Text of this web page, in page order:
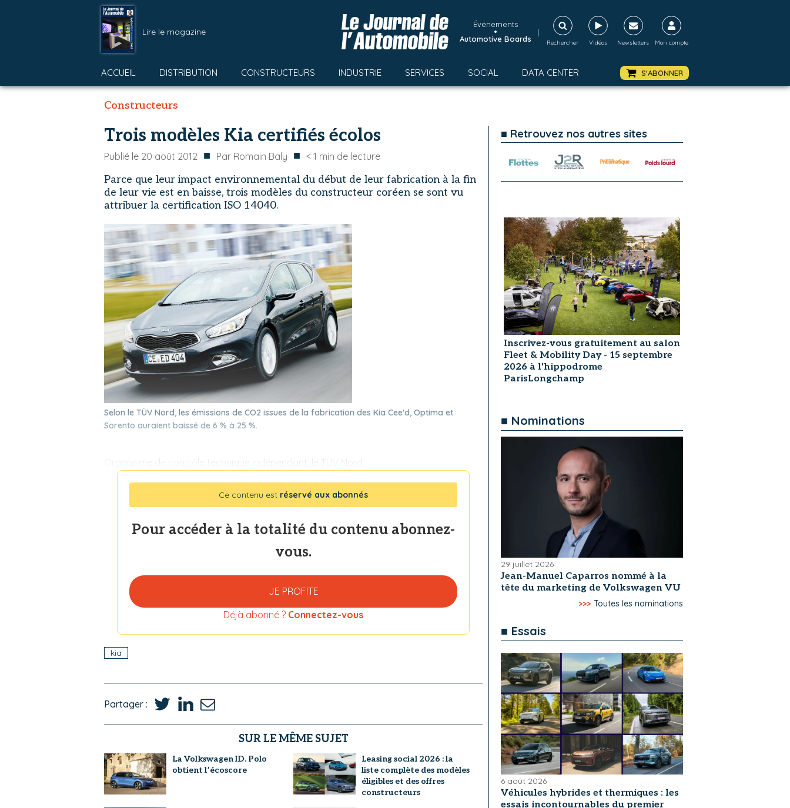
Lire le magazine
Événements
•
Automotive Boards
|
Rechercher Vidéos Newsletters Mon compte
ACCUEIL DISTRIBUTION CONSTRUCTEURS INDUSTRIE SERVICES SOCIAL DATA CENTER S'ABONNER
Constructeurs
Trois modèles Kia certifiés écolos
Publié le 20 août 2012 ■ Par Romain Baly ■ < 1 min de lecture
Parce que leur impact environnemental du début de leur fabrication à la fin
de leur vie est en baisse, trois modèles du constructeur coréen se sont vu
attribuer la certification ISO 14040.
Selon le TÜV Nord, les émissions de CO2 issues de la fabrication des Kia Cee'd, Optima et
Sorento auraient baissé de 6 % à 25 %.
Organisme de contrôle technique indépendant, le TÜV Nord
Ce contenu est réservé aux abonnés
Pour accéder à la totalité du contenu abonnez-
vous.
JE PROFITE
Déjà abonné ? Connectez-vous
kia
Partager :
SUR LE MÊME SUJET
La Volkswagen ID. Polo
obtient l’écoscore
Leasing social 2026 : la
liste complète des modèles
éligibles et des offres
constructeurs
■ Retrouvez nos autres sites
Inscrivez-vous gratuitement au salon
Fleet & Mobility Day - 15 septembre
2026 à l'hippodrome
ParisLongchamp
■ Nominations
29 juillet 2026
Jean-Manuel Caparros nommé à la
tête du marketing de Volkswagen VU
>>> Toutes les nominations
■ Essais
6 août 2026
Véhicules hybrides et thermiques : les
essais incontournables du premier